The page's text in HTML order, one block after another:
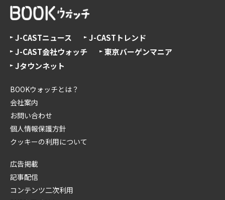
J-CASTニュース
J-CASTトレンド
J-CAST会社ウォッチ
東京バーゲンマニア
Jタウンネット
BOOKウォッチとは？
会社案内
お問い合わせ
個人情報保護方針
クッキーの利用について
広告掲載
記事配信
コンテンツ二次利用